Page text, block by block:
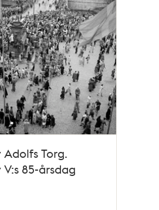
Adolfs Torg.
85-årsdag